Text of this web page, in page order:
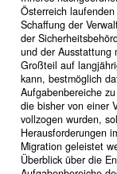
Österreich
Schaffung der
der
und der Ausstattung
Großteil auf
kann, bestmöglich
Aufgabenbereiche
die bisher von einer
vollzogen wurden,
Herausforderungen
Migration geleistet
Überblick über die